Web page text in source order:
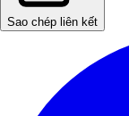
Sao chép liên kết